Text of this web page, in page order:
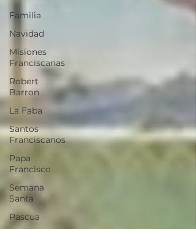
Familia
Navidad
Misiones
Franciscanas
Robert
Barron
La Faba
Santos
Franciscanos
Papa
Francisco
Semana
Santa
Pascua